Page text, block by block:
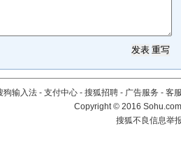
狗输入法 - 支付中心 - 搜狐招聘 - 广告服务 - 客
Copyright©2016
搜狐不良信息举